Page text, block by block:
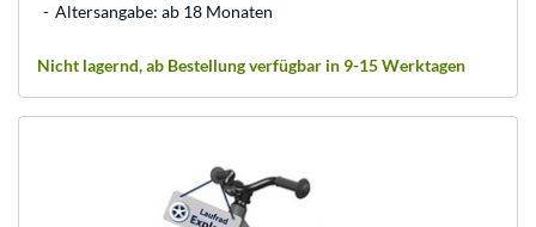
Altersangabe: ab 18 Monaten
Nicht lagernd, ab Bestellung verfügbar in 9-15 Werktagen